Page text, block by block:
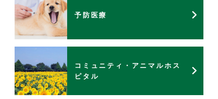
予防医療
コミュニティ・アニマルホス
ピタル